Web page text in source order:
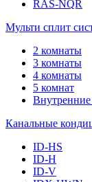
RAS-NQR
Мульти сплит
2 комнаты
3 комнаты
4 комнаты
5 комнат
Канальные
ID-HS
ID-H
ID-V